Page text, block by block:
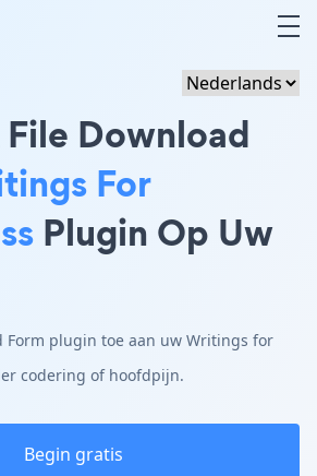
Download
For
Plugin Op Uw
Form plugin toe aan uw Writings for
codering of hoofdpijn.
Begin gratis